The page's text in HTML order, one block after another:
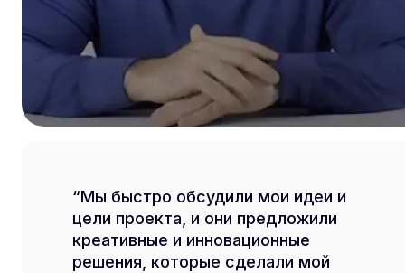
Мы быстро обсудили мои идеи и
цели проекта, и они предложили
креативные и инновационные
решения, которые сделали мой